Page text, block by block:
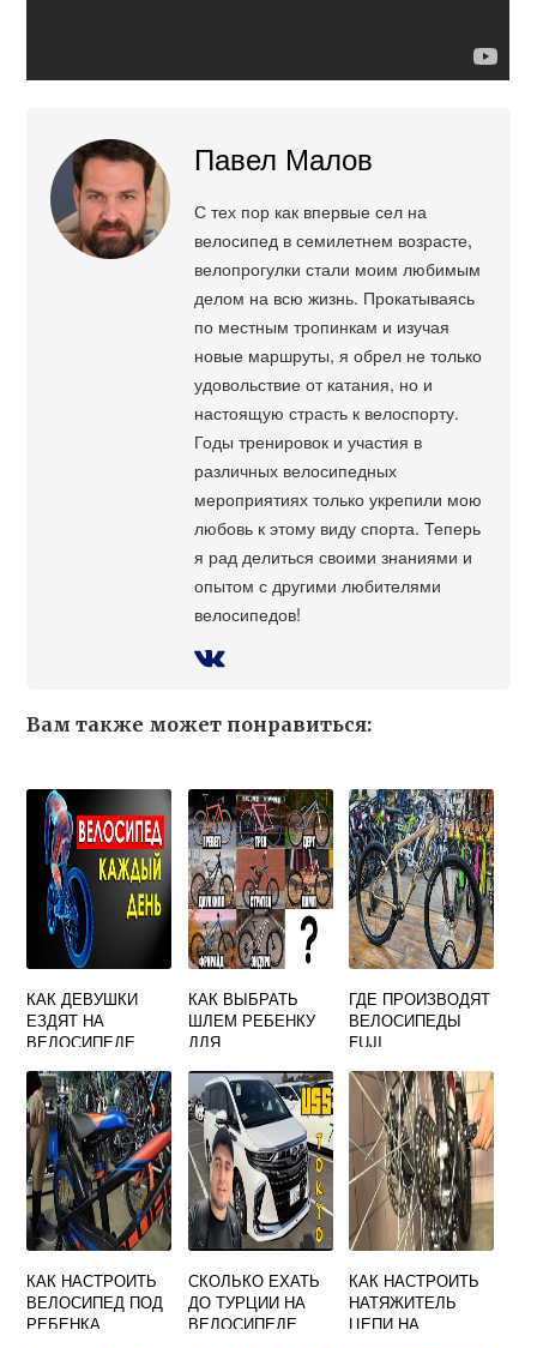
Павел Малов
С тех пор как впервые сел на
велосипед в семилетнем возрасте,
велопрогулки стали моим любимым
делом на всю жизнь. Прокатываясь
по местным тропинкам и изучая
новые маршруты, я обрел не только
удовольствие от катания, но и
настоящую страсть к велоспорту.
Годы тренировок и участия в
различных велосипедных
мероприятиях только укрепили мою
любовь к этому виду спорта. Теперь
я рад делиться своими знаниями и
опытом с другими любителями
велосипедов!
Вам также может понравиться:
КАК ДЕВУШКИ
ЕЗДЯТ НА
ВЕЛОСИПЕДЕ
КАК ВЫБРАТЬ
ШЛЕМ РЕБЕНКУ
ДЛЯ
ГДЕ ПРОИЗВОДЯТ
ВЕЛОСИПЕДЫ
FUJI
КАК НАСТРОИТЬ
ВЕЛОСИПЕД ПОД
РЕБЕНКА
СКОЛЬКО ЕХАТЬ
ДО ТУРЦИИ НА
ВЕЛОСИПЕДЕ
КАК НАСТРОИТЬ
НАТЯЖИТЕЛЬ
ЦЕПИ НА